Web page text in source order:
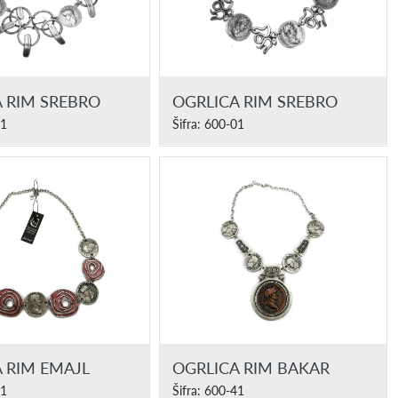
RIM SREBRO OGRLICA RIM SREBRO
Šifra: 600-01
RIM EMAJL OGRLICA RIM BAKAR
Šifra: 600-41